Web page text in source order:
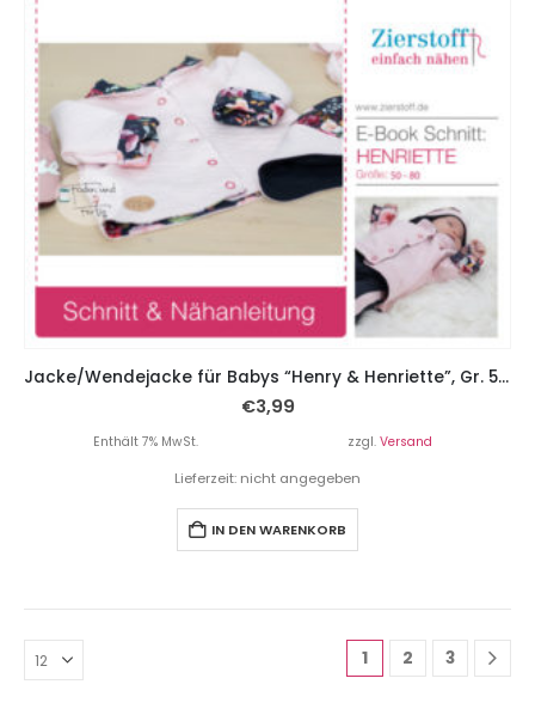
Jacke/Wendejacke für Babys “Henry & Henriette”, Gr. 50 – 80
€3,99
Enthält 7% MwSt. zzgl. Versand
Lieferzeit: nicht angegeben
IN DEN WARENKORB
1 2 3